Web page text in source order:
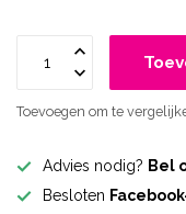
Toevoegen om te
Advies nodig? Bel
Besloten